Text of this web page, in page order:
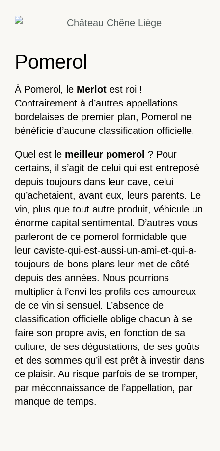
Pomerol
À Pomerol, le Merlot est roi !
Contrairement à d’autres appellations
bordelaises de premier plan, Pomerol ne
bénéficie d’aucune classification officielle.
Quel est le meilleur pomerol ? Pour
certains, il s’agit de celui qui est entreposé
depuis toujours dans leur cave, celui
qu’achetaient, avant eux, leurs parents. Le
vin, plus que tout autre produit, véhicule un
énorme capital sentimental. D’autres vous
parleront de ce pomerol formidable que
leur caviste-qui-est-aussi-un-ami-et-qui-a-
toujours-de-bons-plans leur met de côté
depuis des années. Nous pourrions
multiplier à l’envi les profils des amoureux
de ce vin si sensuel. L’absence de
classification officielle oblige chacun à se
faire son propre avis, en fonction de sa
culture, de ses dégustations, de ses goûts
et des sommes qu’il est prêt à investir dans
ce plaisir. Au risque parfois de se tromper,
par méconnaissance de l’appellation, par
manque de temps.